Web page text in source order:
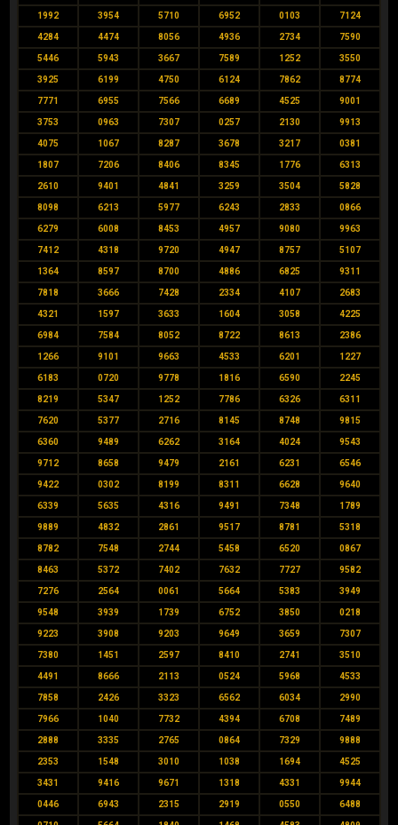
1992 3954 5710 6952 0103 7124
4284 4474 8056 4936 2734 7590
5446 5943 3667 7589 1252 3550
3925 6199 4750 6124 7862 8774
7771 6955 7566 6689 4525 9001
3753 0963 7307 0257 2130 9913
4075 1067 8287 3678 3217 0381
1807 7206 8406 8345 1776 6313
2610 9401 4841 3259 3504 5828
8098 6213 5977 6243 2833 0866
6279 6008 8453 4957 9080 9963
7412 4318 9720 4947 8757 5107
1364 8597 8700 4886 6825 9311
7818 3666 7428 2334 4107 2683
4321 1597 3633 1604 3058 4225
6984 7584 8052 8722 8613 2386
1266 9101 9663 4533 6201 1227
6183 0720 9778 1816 6590 2245
8219 5347 1252 7786 6326 6311
7620 5377 2716 8145 8748 9815
6360 9489 6262 3164 4024 9543
9712 8658 9479 2161 6231 6546
9422 0302 8199 8311 6628 9640
6339 5635 4316 9491 7348 1789
9889 4832 2861 9517 8781 5318
8782 7548 2744 5458 6520 0867
8463 5372 7402 7632 7727 9582
7276 2564 0061 5664 5383 3949
9548 3939 1739 6752 3850 0218
9223 3908 9203 9649 3659 7307
7380 1451 2597 8410 2741 3510
4491 8666 2113 0524 5968 4533
7858 2426 3323 6562 6034 2990
7966 1040 7732 4394 6708 7489
2888 3335 2765 0864 7329 9888
2353 1548 3010 1038 1694 4525
3431 9416 9671 1318 4331 9944
0446 6943 2315 2919 0550 6488